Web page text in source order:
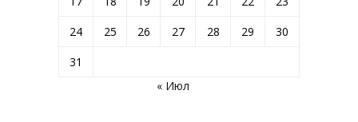
24
25 26 27 28 29
30
31
« Июл